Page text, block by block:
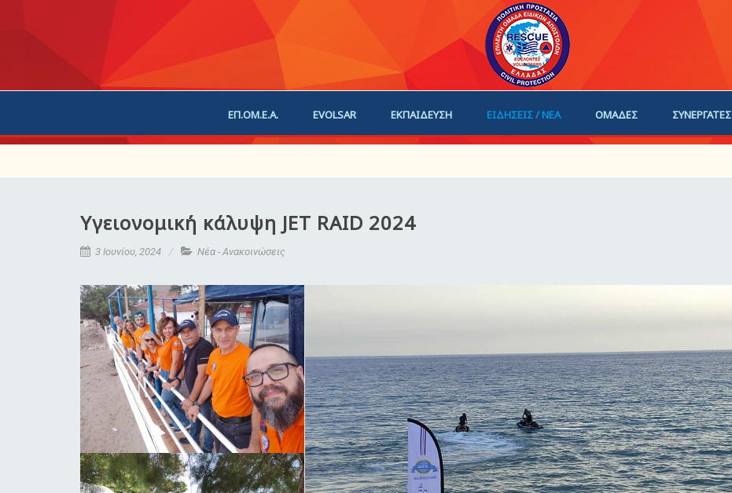
ΕΠ.ΟΜ.Ε.Α. EVOLSAR ΕΚΠΑΙΔΕΥΣΗ ΕΙΔΗΣΕΙΣ / ΝΕΑ ΟΜΑΔΕΣ ΣΥΝΕΡΓΑΤΕΣ
Υγειονομική κάλυψη JET RAID 2024
3 Ιουνίου, 2024 Νέα - Ανακοινώσεις